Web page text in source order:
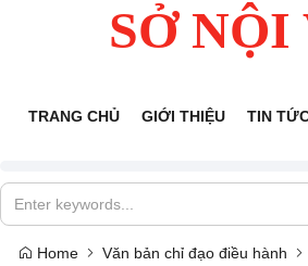
SỞ NỘI
TRANG CHỦ GIỚI THIỆU TIN
Home Văn bản chỉ đạo điều hành